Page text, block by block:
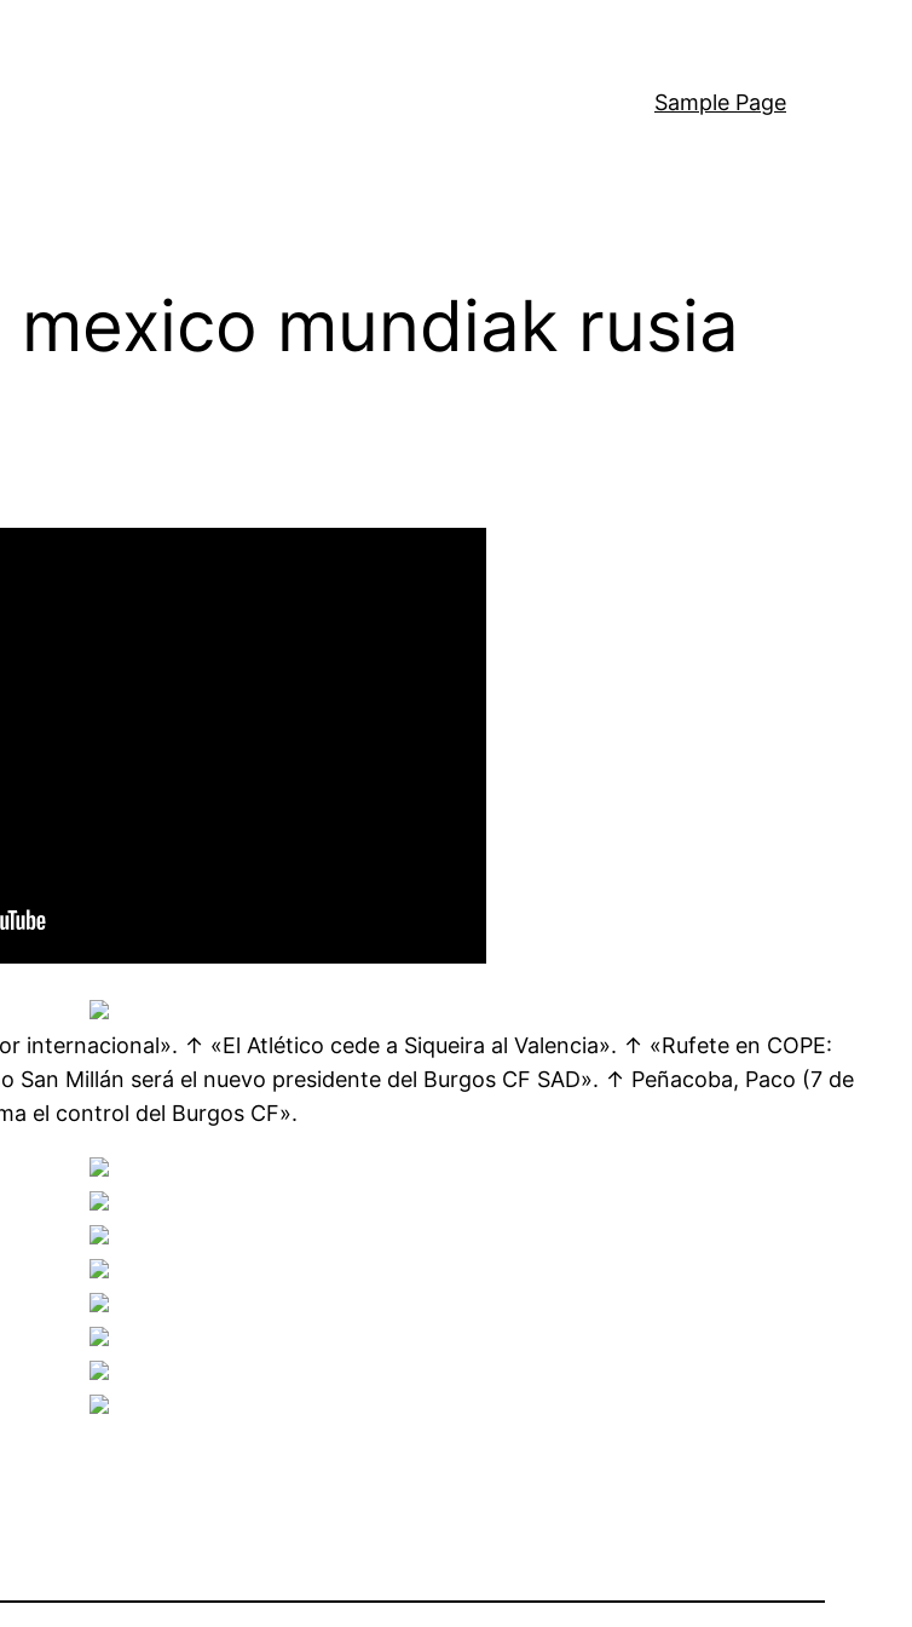
Sample Page
mundiak rusia
internacional». ↑ «El Atlético cede a Siqueira al Valencia». ↑ «Rufete en COPE:
Millán será el nuevo presidente del Burgos CF SAD». ↑ Peñacoba, Paco (7 de
el control del Burgos CF».